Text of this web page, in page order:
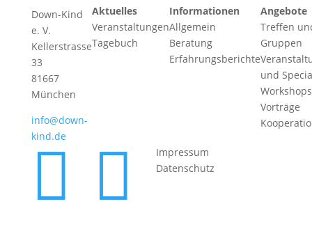
Down-Kind
e. V.
Kellerstrasse
33
81667
München
info@down-
kind.de
Aktuelles
Veranstaltungen
Tagebuch
Informationen
Allgemein
Beratung
Erfahrungsberichte
Angebote
Treffen
Gruppen
und
Vorträge
 
Impressum
Datenschutz